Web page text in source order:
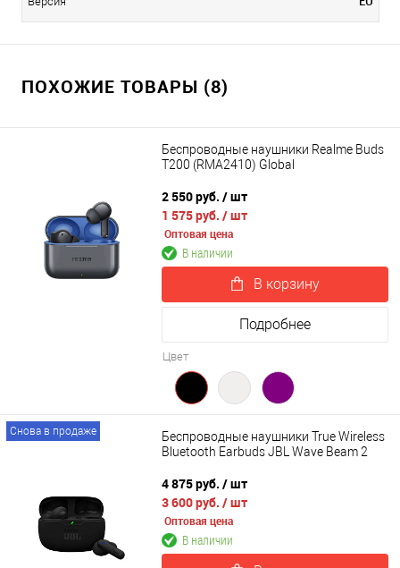
ПОХОЖИЕ ТОВАРЫ (8)
Беспроводные наушники Realme Buds
T200 (RMA2410) Global
2 550 руб. / шт
1 575 руб. / шт
Оптовая цена
В наличии
В корзину
Подробнее
Цвет
Снова в продаже
Беспроводные наушники True Wireless
Bluetooth Earbuds JBL Wave Beam 2
4 875 руб. / шт
3 600 руб. / шт
Оптовая цена
В наличии